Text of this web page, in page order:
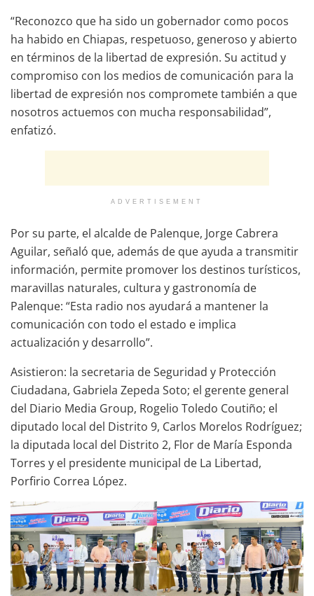
“Reconozco que ha sido un gobernador como pocos
ha habido en Chiapas, respetuoso, generoso y abierto
en términos de la libertad de expresión. Su actitud y
compromiso con los medios de comunicación para la
libertad de expresión nos compromete también a que
nosotros actuemos con mucha responsabilidad”,
enfatizó.
ADVERTISEMENT
Por su parte, el alcalde de Palenque, Jorge Cabrera
Aguilar, señaló que, además de que ayuda a transmitir
información, permite promover los destinos turísticos,
maravillas naturales, cultura y gastronomía de
Palenque: “Esta radio nos ayudará a mantener la
comunicación con todo el estado e implica
actualización y desarrollo”.
Asistieron: la secretaria de Seguridad y Protección
Ciudadana, Gabriela Zepeda Soto; el gerente general
del Diario Media Group, Rogelio Toledo Coutiño; el
diputado local del Distrito 9, Carlos Morelos Rodríguez;
la diputada local del Distrito 2, Flor de María Esponda
Torres y el presidente municipal de La Libertad,
Porfirio Correa López.